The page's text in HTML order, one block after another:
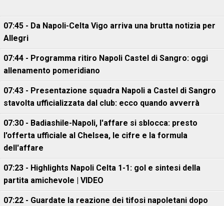
07:45 - Da Napoli-Celta Vigo arriva una brutta notizia per
Allegri
07:44 - Programma ritiro Napoli Castel di Sangro: oggi
allenamento pomeridiano
07:43 - Presentazione squadra Napoli a Castel di Sangro
stavolta ufficializzata dal club: ecco quando avverrà
07:30 - Badiashile-Napoli, l'affare si sblocca: presto
l'offerta ufficiale al Chelsea, le cifre e la formula
dell'affare
07:23 - Highlights Napoli Celta 1-1: gol e sintesi della
partita amichevole | VIDEO
07:22 - Guardate la reazione dei tifosi napoletani dopo